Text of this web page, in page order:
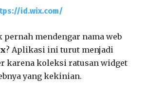
id.wix.com/
pernah mendengar nama web
? Aplikasi ini turut menjadi
karena koleksi ratusan widget
yang kekinian.